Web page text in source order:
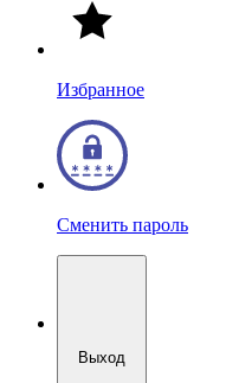
Избранное
Сменить пароль
Выход